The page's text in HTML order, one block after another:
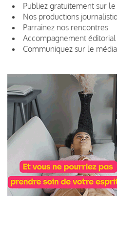
Publiez gratuitement sur
Nos productions
Parrainez nos rencontres
Accompagnement éditorial
Communiquez sur le média